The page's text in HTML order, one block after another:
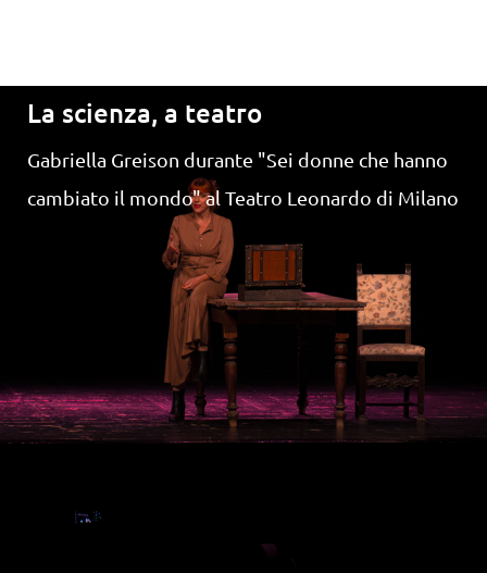
La scienza, a teatro
Gabriella Greison durante "Sei donne che hanno
cambiato il mondo" al Teatro Leonardo di Milano